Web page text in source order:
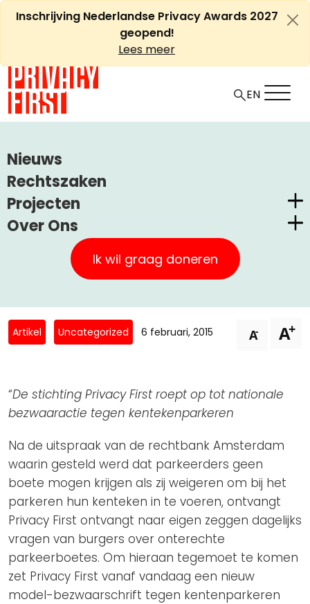
Ga
naarInschrijving Nederlandse Privacy Awards 2027
geopend!
Lees meer
Nieuws
Rechtszaken
Projecten
Nederlandse Privacy Awards
Claimstichting CUIC
PrivacyWijzer
Privacy Coalitie
PSD2-me-niet
Over Ons
Privacy First
Onze Successen
Kom in actie
Nieuwsbrieven
Privacybeleid
ANBI Status
Playlist
Ik wil graag doneren
EN
GEMEENTE.NU, 5 FEBRUARI 2015: ‘ACTIE TEGEN
KENTEKENPARKEREN’
Gemeente.nu, 5 februari
2015: ‘Actie tegen
kentekenparkeren’
Artikel Uncategorized 6 februari, 2015 A- A+
“De stichting Privacy First roept op tot nationale
bezwaaractie tegen kentekenparkeren
Na de uitspraak van de rechtbank Amsterdam
waarin gesteld werd dat parkeerders geen
boete mogen krijgen als zij weigeren om bij het
parkeren hun kenteken in te voeren, ontvangt
Privacy First ontvangt naar eigen zeggen dagelijks
vragen van burgers over onterechte
parkeerboetes. Om hieraan tegemoet te komen
zet Privacy First vanaf vandaag een nieuw
model-bezwaarschrift tegen kentenparkeren